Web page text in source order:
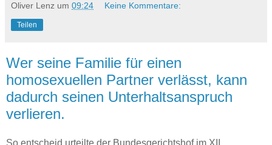
Oliver Lenz um 09:24 Keine Kommentare:
Teilen
Wer seine Familie für einen
homosexuellen Partner verlässt, kann
dadurch seinen Unterhaltsanspruch
verlieren.
So entscheid urteilte der Bundesgerichtshof im XII.